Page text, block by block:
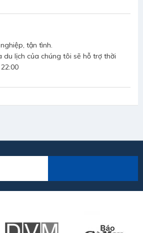
tận tình.
du lịch của chúng tôi sẽ hỗ trợ thời